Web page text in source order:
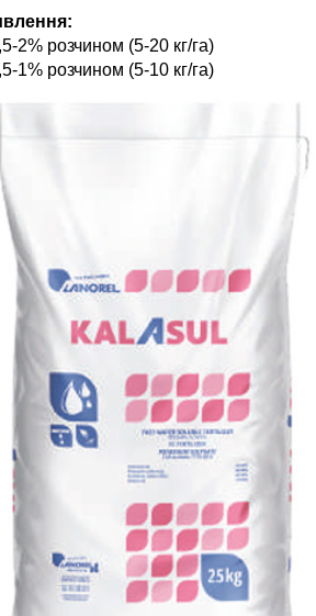
2% розчином (5-20 кг/га)
1% розчином (5-10 кг/га)